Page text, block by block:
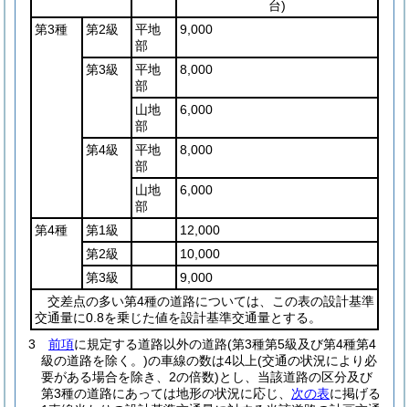
台)
第3種
第2級
平地
部
9,000
第3級
平地
部
8,000
山地
部
6,000
第4級
平地
部
8,000
山地
部
6,000
第4種 第1級
12,000
第2級
10,000
第3級
9,000
交差点の多い第4種の道路については、この表の設計基準
交通量に0.8を乗じた値を設計基準交通量とする。
3
前項に規定する道路以外の道路(第3種第5級及び第4種第4
級の道路を除く。)の車線の数は4以上(交通の状況により必
要がある場合を除き、2の倍数)とし、当該道路の区分及び
第3種の道路にあっては地形の状況に応じ、 次の表に掲げる